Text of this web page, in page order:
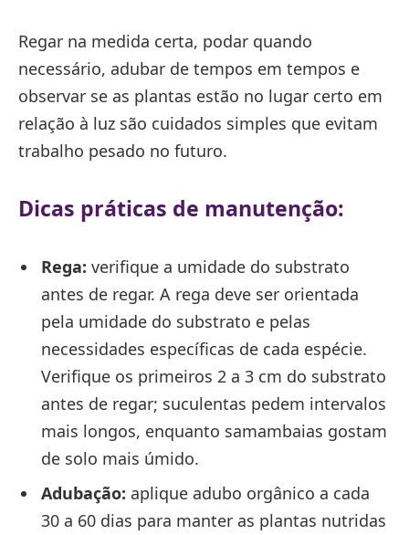
Regar na medida certa, podar quando
necessário, adubar de tempos em tempos e
observar se as plantas estão no lugar certo em
relação à luz são cuidados simples que evitam
trabalho pesado no futuro.
Dicas práticas de manutenção:
Rega: verifique a umidade do substrato
antes de regar. A rega deve ser orientada
pela umidade do substrato e pelas
necessidades específicas de cada espécie.
Verifique os primeiros 2 a 3 cm do substrato
antes de regar; suculentas pedem intervalos
mais longos, enquanto samambaias gostam
de solo mais úmido.
Adubação: aplique adubo orgânico a cada
30 a 60 dias para manter as plantas nutridas